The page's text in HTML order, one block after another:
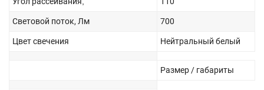
Световой поток, Лм 700
Цвет свечения Нейтральный белый
Размер / габариты